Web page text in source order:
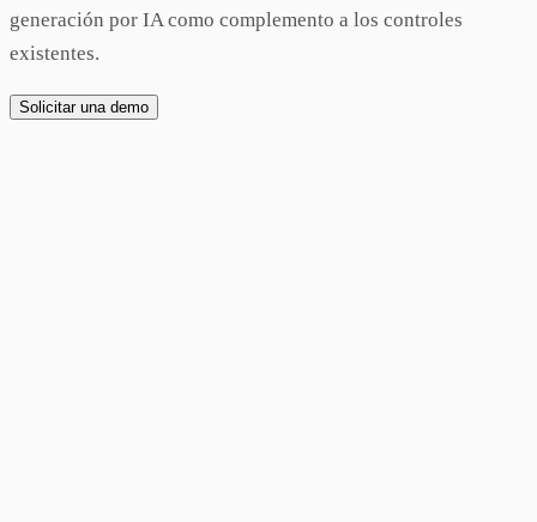
generación por IA como complemento a los controles
existentes.
Solicitar una demo